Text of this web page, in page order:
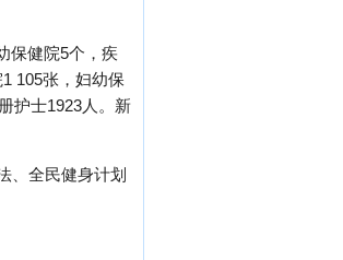
保健院5个，疾
105张，妇幼保
护士1923人。新
、全民健身计划